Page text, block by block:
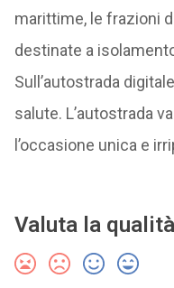
marittime, le frazioni
destinate a
Sull’autostrada
salute. L’autostrada
l’occasione unica e
Valuta la